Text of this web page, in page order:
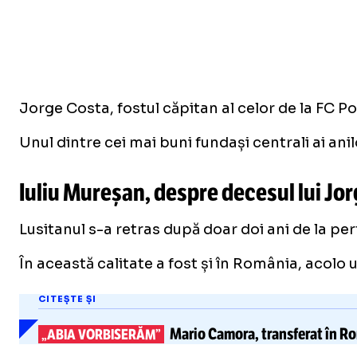
Jorge Costa, fostul căpitan al celor de la FC
Unul dintre cei mai buni fundași centrali ai
Iuliu Mureșan, despre decesul lui
Lusitanul s-a retras după doar doi ani de la
În această calitate a fost și în România, acolo
CITEȘTE ȘI
„ABIA VORBISERĂM” Mario Camora, transferat în